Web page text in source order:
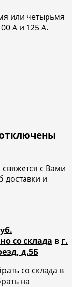
или четырьмя
А и 125 А.
с Вами
доставки и
со склада в г.
д.5Б
со склада в
на